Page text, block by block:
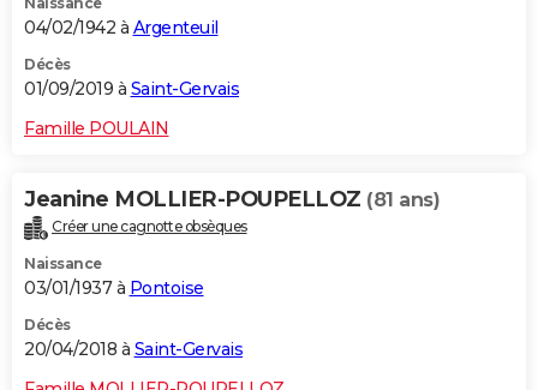
04/02/1942 à Argenteuil
Décès
01/09/2019 à Saint-Gervais
Famille POULAIN
Jeanine MOLLIER-POUPELLOZ (81 ans)
Créer une cagnotte obsèques
Naissance
03/01/1937 à Pontoise
Décès
20/04/2018 à Saint-Gervais